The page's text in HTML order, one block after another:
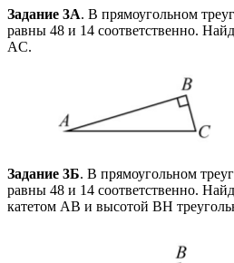
Задание 3А. В прямоугольном
равны 48 и 14 соответственно.
AC.
Задание 3Б. В прямоугольном
равны 48 и 14 соответственно.
катетом AB и высотой BH